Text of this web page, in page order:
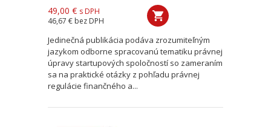
49,00 € s DPH
46,67 € bez DPH
Jedinečná publikácia podáva zrozumiteľným
jazykom odborne spracovanú tematiku právnej
úpravy startupových spoločností so zameraním
sa na praktické otázky z pohľadu právnej
regulácie finančného a...